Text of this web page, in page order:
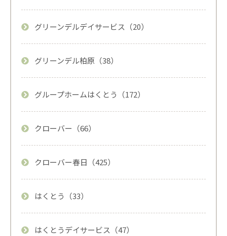
グリーンデルデイサービス（20）
グリーンデル柏原（38）
グループホームはくとう（172）
クローバー（66）
クローバー春日（425）
はくとう（33）
はくとうデイサービス（47）